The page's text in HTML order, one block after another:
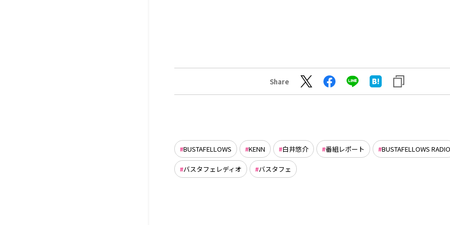
Share
BUSTAFELLOWS KENN 白井悠介 番組レポート BUSTAFELLOWS RADIO
バスタフェレディオ バスタフェ